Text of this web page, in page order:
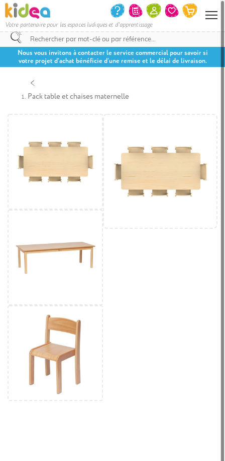
Votre partenaire pour les espaces ludiques et d'apprentissage
Nous vous invitons à contacter le service commercial pour savoir si
votre projet d’achat bénéficie d’une remise et le délai de livraison.
Pack table et chaises maternelle